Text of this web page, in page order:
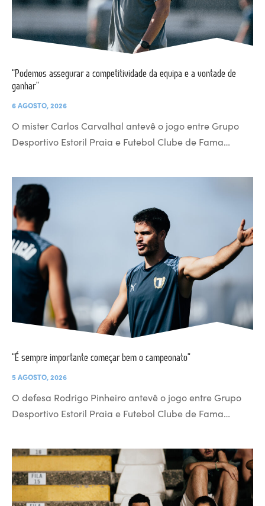
“Podemos assegurar a competitividade da equipa e a vontade de
ganhar”
6 AGOSTO, 2026
O mister Carlos Carvalhal antevê o jogo entre Grupo
Desportivo Estoril Praia e Futebol Clube de Fama…
“É sempre importante começar bem o campeonato”
5 AGOSTO, 2026
O defesa Rodrigo Pinheiro antevê o jogo entre Grupo
Desportivo Estoril Praia e Futebol Clube de Fama…